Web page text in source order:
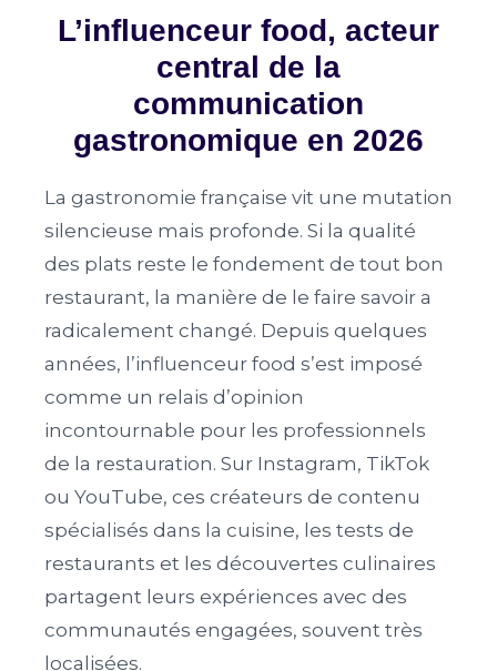
L’influenceur food, acteur
central de la
communication
gastronomique en 2026
La gastronomie française vit une mutation
silencieuse mais profonde. Si la qualité
des plats reste le fondement de tout bon
restaurant, la manière de le faire savoir a
radicalement changé. Depuis quelques
années, l’influenceur food s’est imposé
comme un relais d’opinion
incontournable pour les professionnels
de la restauration. Sur Instagram, TikTok
ou YouTube, ces créateurs de contenu
spécialisés dans la cuisine, les tests de
restaurants et les découvertes culinaires
partagent leurs expériences avec des
communautés engagées, souvent très
localisées.